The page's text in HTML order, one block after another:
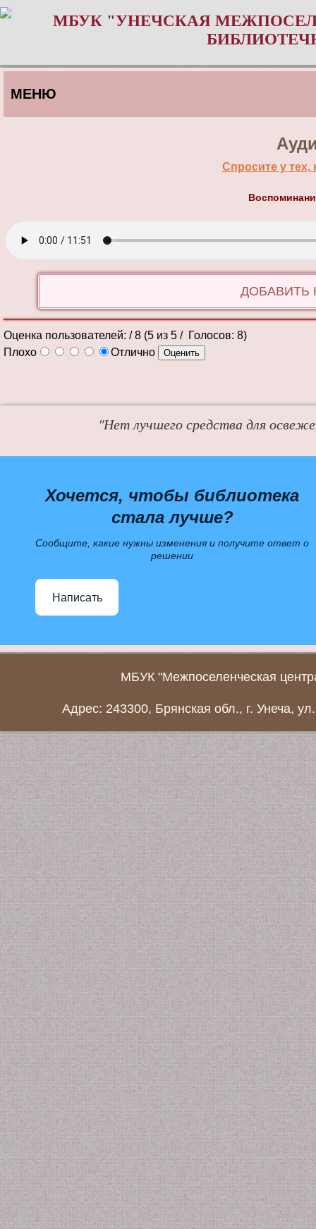
МБУК "УНЕЧСКАЯ
МЕНЮ
Спросите у тех,
ДОБАВИТЬ
Оценка пользователей: / 8 (5 из 5 / Голосов: 8)
Плохо
Отлично
"Нет лучшего средства для
Хочется, чтобы библиотека
стала лучше?
Сообщите, какие нужны изменения и получите ответ о
решении
Написать
МБУК "Межпоселенческая
Адрес: 243300, Брянская обл., г. Унеча,